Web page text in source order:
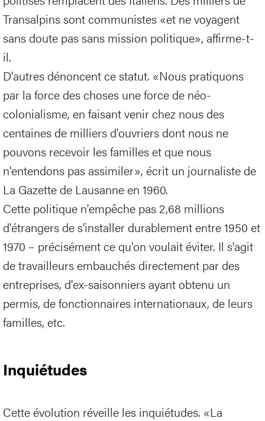
Transalpins sont communistes «et ne voyagent
sans doute pas sans mission politique», affirme-t-
il.
D'autres dénoncent ce statut. «Nous pratiquons
par la force des choses une force de néo-
colonialisme, en faisant venir chez nous des
centaines de milliers d'ouvriers dont nous ne
pouvons recevoir les familles et que nous
n'entendons pas assimiler», écrit un journaliste de
La Gazette de Lausanne en 1960.
Cette politique n'empêche pas 2,68 millions
d'étrangers de s'installer durablement entre 1950 et
1970 – précisément ce qu'on voulait éviter. Il s'agit
de travailleurs embauchés directement par des
entreprises, d'ex-saisonniers ayant obtenu un
permis, de fonctionnaires internationaux, de leurs
familles, etc.
Inquiétudes
Cette évolution réveille les inquiétudes. «La